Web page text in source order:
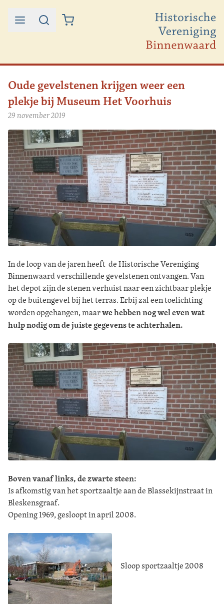
Ga naar de inhoud
Oude gevelstenen krijgen weer een
plekje bij Museum Het Voorhuis
29 november 2019
In de loop van de jaren heeft de Historische Vereniging
Binnenwaard verschillende gevelstenen ontvangen. Van
het depot zijn de stenen verhuist naar een zichtbaar plekje
op de buitengevel bij het terras. Erbij zal een toelichting
worden opgehangen, maarwe hebben nog wel even wat
hulp nodig om de juiste gegevens te achterhalen.
Boven vanaf links, de zwarte steen:
Is afkomstig van het sportzaaltje aan de Blassekijnstraat in
Bleskensgraaf.
Opening 1969, gesloopt in april 2008.
Sloop sportzaaltje 2008